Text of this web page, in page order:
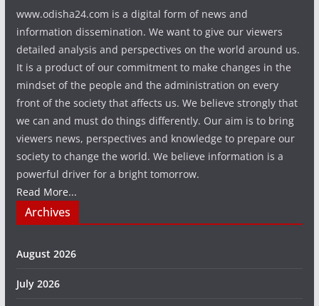
www.odisha24.com is a digital form of news and
information dissemination. We want to give our viewers
detailed analysis and perspectives on the world around us.
It is a product of our commitment to make changes in the
mindset of the people and the administration on every
front of the society that affects us. We believe strongly that
we can and must do things differently. Our aim is to bring
viewers news, perspectives and knowledge to prepare our
society to change the world. We believe information is a
powerful driver for a bright tomorrow.
Read More...
Archives
August 2026
July 2026